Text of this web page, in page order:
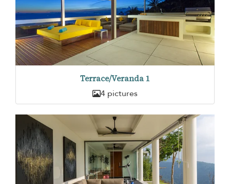
Terrace/Veranda 1
4 pictures